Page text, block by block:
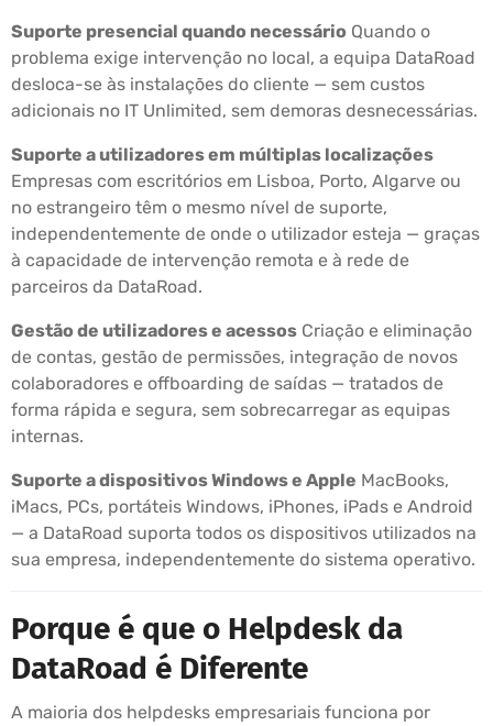
Suporte presencial quando necessário Quando o
problema exige intervenção no local, a equipa DataRoad
desloca-se às instalações do cliente — sem custos
adicionais no IT Unlimited, sem demoras desnecessárias.
Suporte a utilizadores em múltiplas localizações
Empresas com escritórios em Lisboa, Porto, Algarve ou
no estrangeiro têm o mesmo nível de suporte,
independentemente de onde o utilizador esteja — graças
à capacidade de intervenção remota e à rede de
parceiros da DataRoad.
Gestão de utilizadores e acessos Criação e eliminação
de contas, gestão de permissões, integração de novos
colaboradores e offboarding de saídas — tratados de
forma rápida e segura, sem sobrecarregar as equipas
internas.
Suporte a dispositivos Windows e Apple MacBooks,
iMacs, PCs, portáteis Windows, iPhones, iPads e Android
— a DataRoad suporta todos os dispositivos utilizados na
sua empresa, independentemente do sistema operativo.
Porque é que o Helpdesk da
DataRoad é Diferente
A maioria dos helpdesks empresariais funciona por